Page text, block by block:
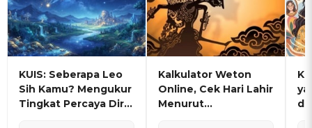
KUIS: Seberapa Leo
Sih Kamu? Mengukur
Tingkat Percaya Diri
Kalkulator Weton
Online, Cek Hari Lahir
Menurut